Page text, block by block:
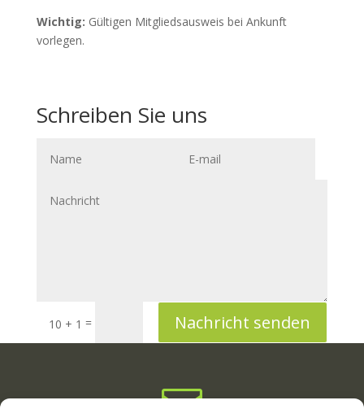
Wichtig: Gültigen Mitgliedsausweis bei Ankunft
vorlegen.
Schreiben Sie uns
10 + 1 = Nachricht senden